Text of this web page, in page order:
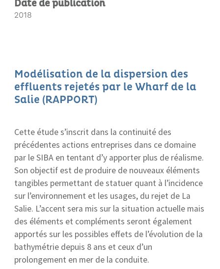
Date de publication
2018
Modélisation de la dispersion des
effluents rejetés par le Wharf de la
Salie (RAPPORT)
Cette étude s’inscrit dans la continuité des
précédentes actions entreprises dans ce domaine
par le SIBA en tentant d’y apporter plus de réalisme.
Son objectif est de produire de nouveaux éléments
tangibles permettant de statuer quant à l’incidence
sur l’environnement et les usages, du rejet de La
Salie. L’accent sera mis sur la situation actuelle mais
des éléments et compléments seront également
apportés sur les possibles effets de l’évolution de la
bathymétrie depuis 8 ans et ceux d’un
prolongement en mer de la conduite.